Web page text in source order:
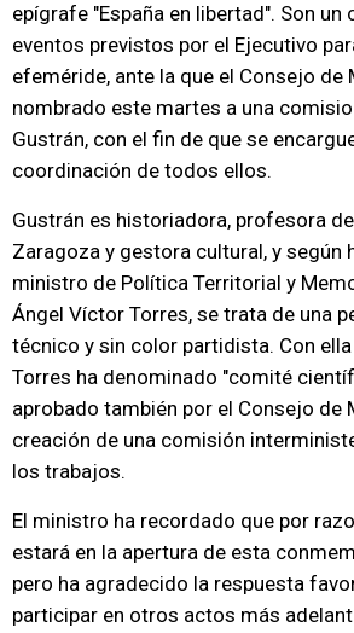
epígrafe "España en libertad". Son un
eventos previstos por el Ejecutivo
efeméride, ante la que el Consejo de
nombrado este martes a una
Gustrán, con el fin de que se
coordinación de todos ellos.
Gustrán es historiadora, profesora
Zaragoza y gestora cultural, y según
ministro de Política Territorial y
Ángel Víctor Torres, se trata de una
técnico y sin color partidista. Con
Torres ha denominado "comité
aprobado también por el Consejo de
creación de una comisión
los trabajos.
El ministro ha recordado que por
estará en la apertura de esta
pero ha agradecido la respuesta
participar en otros actos más